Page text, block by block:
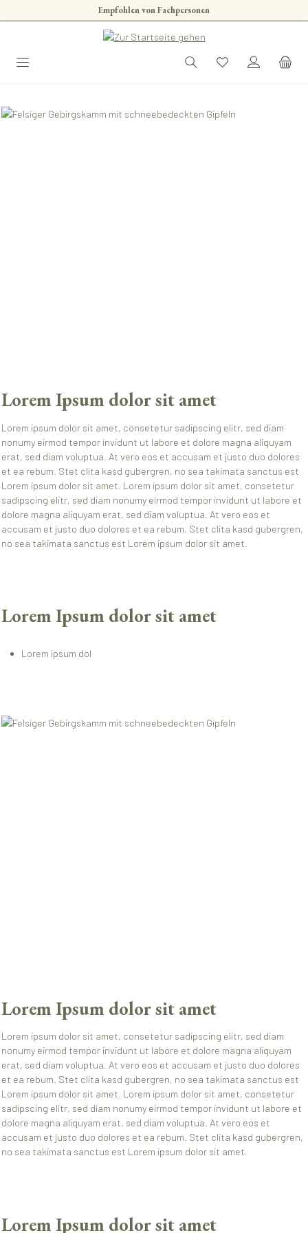
Zum Hauptinhalt springenEmpfohlen von Fachpersonen
Lorem Ipsum dolor sit amet
Lorem ipsum dolor sit amet, consetetur sadipscing elitr, sed diam
nonumy eirmod tempor invidunt ut labore et dolore magna aliquyam
erat, sed diam voluptua. At vero eos et accusam et justo duo dolores
et ea rebum. Stet clita kasd gubergren, no sea takimata sanctus est
Lorem ipsum dolor sit amet. Lorem ipsum dolor sit amet, consetetur
sadipscing elitr, sed diam nonumy eirmod tempor invidunt ut labore et
dolore magna aliquyam erat, sed diam voluptua. At vero eos et
accusam et justo duo dolores et ea rebum. Stet clita kasd gubergren,
no sea takimata sanctus est Lorem ipsum dolor sit amet.
Lorem Ipsum dolor sit amet
Lorem ipsum dol
Lorem Ipsum dolor sit amet
Lorem ipsum dolor sit amet, consetetur sadipscing elitr, sed diam
nonumy eirmod tempor invidunt ut labore et dolore magna aliquyam
erat, sed diam voluptua. At vero eos et accusam et justo duo dolores
et ea rebum. Stet clita kasd gubergren, no sea takimata sanctus est
Lorem ipsum dolor sit amet. Lorem ipsum dolor sit amet, consetetur
sadipscing elitr, sed diam nonumy eirmod tempor invidunt ut labore et
dolore magna aliquyam erat, sed diam voluptua. At vero eos et
accusam et justo duo dolores et ea rebum. Stet clita kasd gubergren,
no sea takimata sanctus est Lorem ipsum dolor sit amet.
Lorem Ipsum dolor sit amet